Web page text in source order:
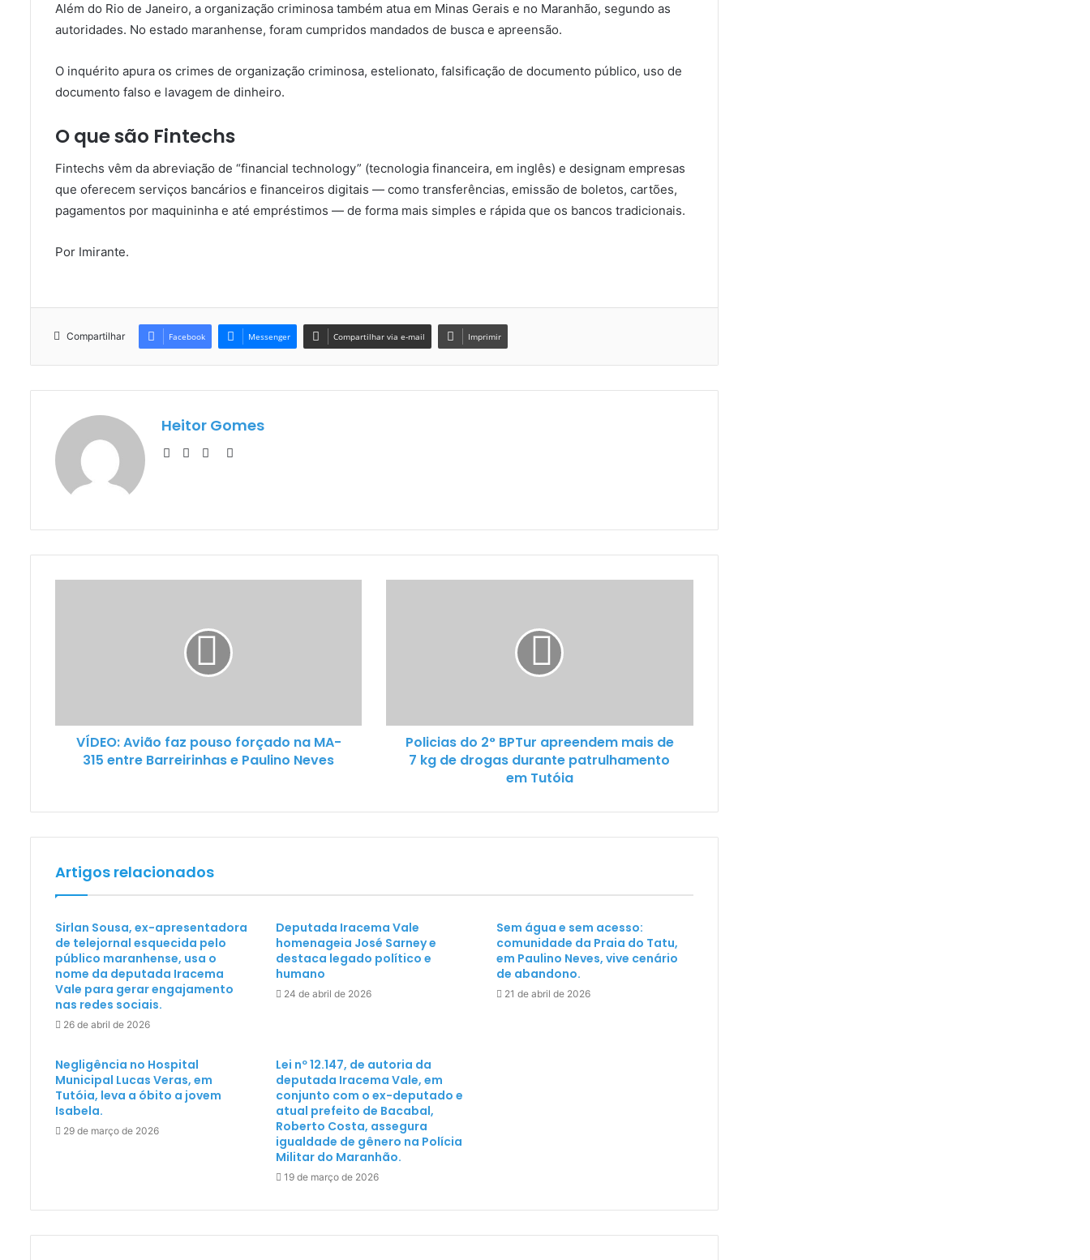
Além do Rio de Janeiro, a organização criminosa também atua em Minas Gerais e no Maranhão, segundo as
autoridades. No estado maranhense, foram cumpridos mandados de busca e apreensão.
O inquérito apura os crimes de organização criminosa, estelionato, falsificação de documento público, uso de
documento falso e lavagem de dinheiro.
O que são Fintechs
Fintechs vêm da abreviação de “financial technology” (tecnologia financeira, em inglês) e designam empresas
que oferecem serviços bancários e financeiros digitais — como transferências, emissão de boletos, cartões,
pagamentos por maquininha e até empréstimos — de forma mais simples e rápida que os bancos tradicionais.
Por Imirante.
Compartilhar Facebook Messenger Compartilhar via e-mail Imprimir
Heitor Gomes
WebsiteFacebook
YouTube
Instagram
VÍDEO: Avião faz pouso forçado na MA-
315 entre Barreirinhas e Paulino Neves
Policias do 2° BPTur apreendem mais de
7 kg de drogas durante patrulhamento
em Tutóia
Artigos relacionados
Sirlan Sousa, ex-apresentadora
de telejornal esquecida pelo
público maranhense, usa o
nome da deputada Iracema
Vale para gerar engajamento
nas redes sociais.
26 de abril de 2026
Deputada Iracema Vale
homenageia José Sarney e
destaca legado político e
humano
24 de abril de 2026
Sem água e sem acesso:
comunidade da Praia do Tatu,
em Paulino Neves, vive cenário
de abandono.
21 de abril de 2026
Negligência no Hospital
Municipal Lucas Veras, em
Tutóia, leva a óbito a jovem
Isabela.
29 de março de 2026
Lei nº 12.147, de autoria da
deputada Iracema Vale, em
conjunto com o ex-deputado e
atual prefeito de Bacabal,
Roberto Costa, assegura
igualdade de gênero na Polícia
Militar do Maranhão.
19 de março de 2026